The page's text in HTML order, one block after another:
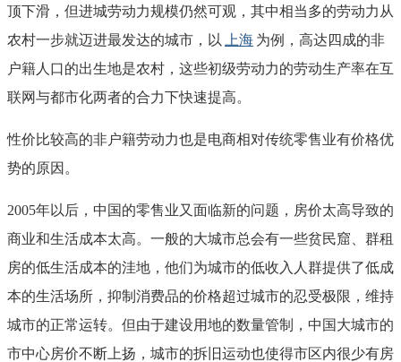
顶下滑，但进城劳动力规模仍然可观，其中相当多的劳动力从
农村一步就迈进最发达的城市，以
上海 为例，高达四成的非
户籍人口的出生地是农村，这些初级劳动力的劳动生产率在互
联网与都市化两者的合力下快速提高。
性价比较高的非户籍劳动力也是电商相对传统零售业有价格优
势的原因。
2005年以后，中国的零售业又面临新的问题，房价太高导致的
商业和生活成本太高。一般的大城市总会有一些贫民窟、群租
房的低生活成本的洼地，他们为城市的低收入人群提供了低成
本的生活场所，抑制消费品的价格超过城市的忍受极限，维持
城市的正常运转。但由于建设用地的数量管制，中国大城市的
市中心房价不断上扬，城市的拆旧运动也使得市区内很少有房